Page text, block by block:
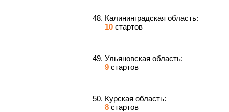
Калининградская область:
10 стартов
Ульяновская область:
9 стартов
Курская область:
8 стартов